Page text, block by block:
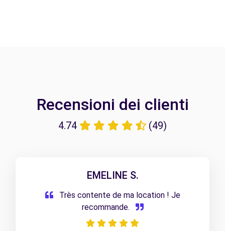
Recensioni dei clienti
4.74 (49)
EMELINE S.
Très contente de ma location ! Je
recommande.